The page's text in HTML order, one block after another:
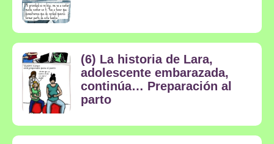
(6) La historia de Lara,
adolescente embarazada,
continúa… Preparación al
parto